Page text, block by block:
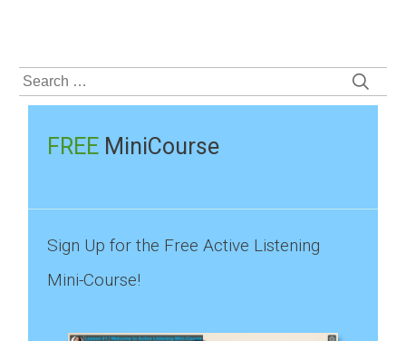
Search
for:
FREE MiniCourse
Sign Up for the Free Active Listening
Mini-Course!